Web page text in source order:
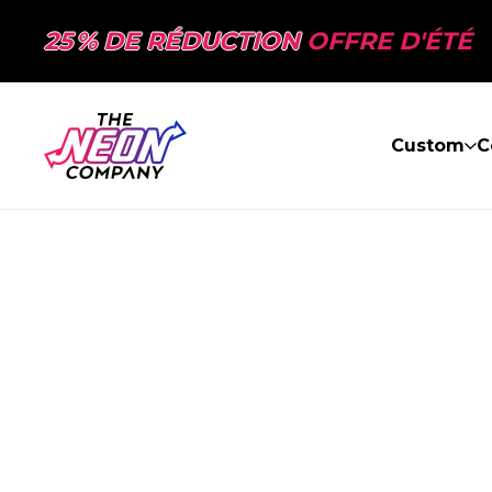
25 % DE RÉDUCTIONOFFRE D'ÉTÉ
Custom